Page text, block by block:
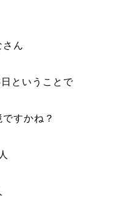
さん
ということで
すかね？